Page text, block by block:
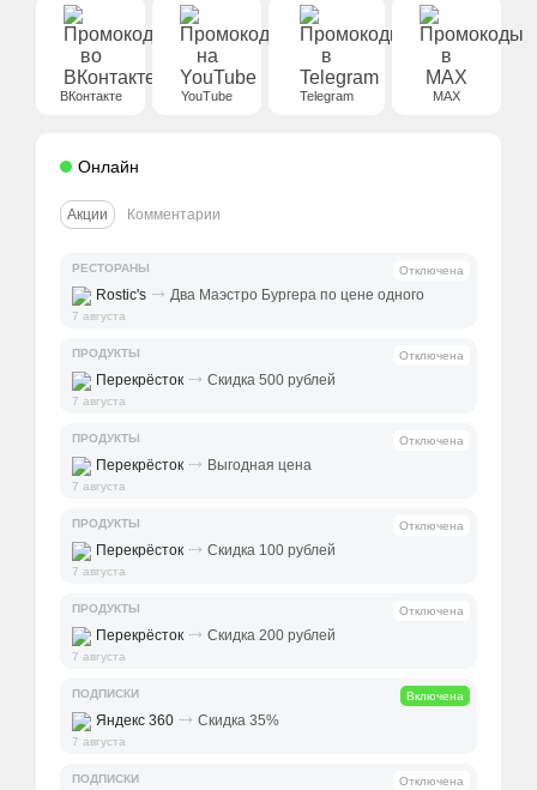
ВКонтакте YouTube Telegram MAX
Онлайн
Акции Комментарии
РЕСТОРАНЫ Отключена
Rostic's ⤑ Два Маэстро Бургера по цене одного
7 августа
ПРОДУКТЫ Отключена
Перекрёсток ⤑ Скидка 500 рублей
7 августа
ПРОДУКТЫ Отключена
Перекрёсток ⤑ Выгодная цена
7 августа
ПРОДУКТЫ Отключена
Перекрёсток ⤑ Скидка 100 рублей
7 августа
ПРОДУКТЫ Отключена
Перекрёсток ⤑ Скидка 200 рублей
7 августа
ПОДПИСКИ Включена
Яндекс 360 ⤑ Скидка 35%
7 августа
ПОДПИСКИ Отключена